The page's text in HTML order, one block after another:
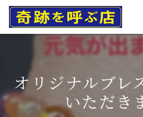
オリジナルブレ
いただき